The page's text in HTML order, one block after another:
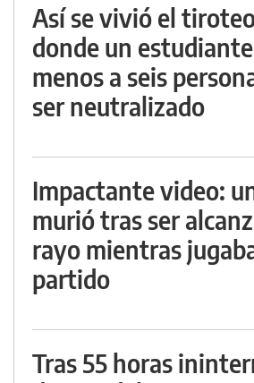
Así se vivió el
donde un
menos a seis
ser neutralizado
Impactante video:
murió tras ser
rayo mientras
partido
Tras 55 horas